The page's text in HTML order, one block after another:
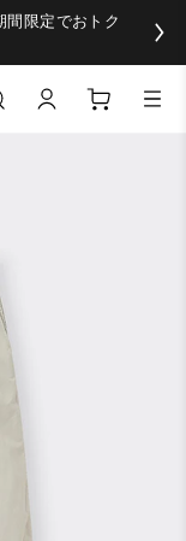
間限定でおトク